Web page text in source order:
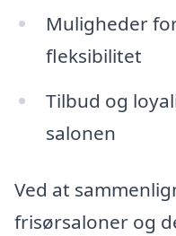
Muligheder
fleksibilitet
Tilbud og
salonen
Ved at
frisørsaloner og